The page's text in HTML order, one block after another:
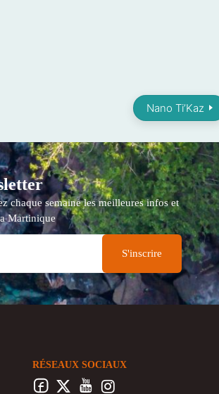
Nano Ti’Kaz
chaque semaine les meilleures infos et
Martinique
RÉSEAUX SOCIAUX